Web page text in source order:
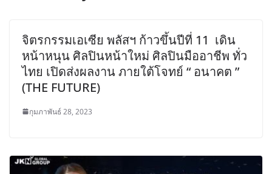
จิตรกรรมเอเซีย พลัสฯ ก้าวขึ้นปีที่ 11 เดิน
หน้าหนุน ศิลปินหน้าใหม่ ศิลปินมืออาชีพ ทั่ว
ไทย เปิดส่งผลงาน ภายใต้โจทย์ “ อนาคต ”
(THE FUTURE)
กุมภาพันธ์ 28, 2023